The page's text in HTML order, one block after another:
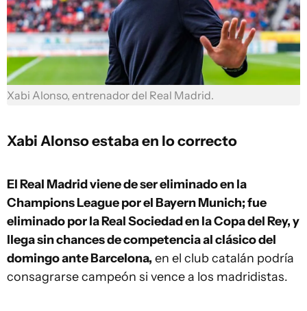
Xabi Alonso, entrenador del Real Madrid.
Xabi Alonso estaba en lo correcto
El Real Madrid viene de ser eliminado en la
Champions League por el Bayern Munich; fue
eliminado por la Real Sociedad en la Copa del Rey, y
llega sin chances de competencia al clásico del
domingo ante Barcelona, en el club catalán podría
consagrarse campeón si vence a los madridistas.